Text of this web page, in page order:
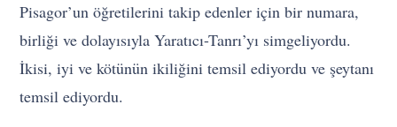
Pisagor’un öğretilerini takip edenler için bir numara,
birliği ve dolayısıyla Yaratıcı-Tanrı’yı ​​simgeliyordu.
İkisi, iyi ve kötünün ikiliğini temsil ediyordu ve şeytanı
temsil ediyordu.